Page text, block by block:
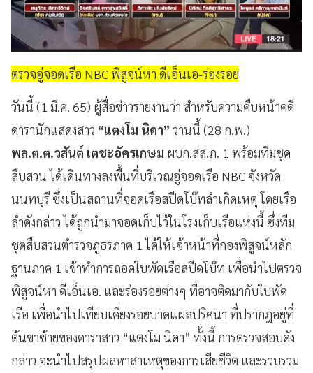
ตรวจอู่จอดเรือ NBC พิสูจน์หา ดีเอ็นเอ-ร่องรอย
วันนี้ (1 มี.ค. 65) ผู้สื่อข่าวรายงานว่า สำหรับความคืบหน้าคดี
ดารานักแสดงสาว “แตงโม นิดา” วานนี้ (28 ก.พ.)
พล.ต.ต.วสันต์ เตชะอัครเกษม ผบก.สส.ภ. 1 พร้อมทีมชุด
สืบสวน ได้เดินทางลงพื้นที่บริเวณอู่จอดเรือ NBC จังหวัด
นนทบุรี ซึ่งเป็นสถานที่จอดเรือสปีดโบ๊ทลำเกิดเหตุ โดยเรือ
ลำดังกล่าว ได้ถูกนำมาจอดเก็บไว้ในโรงเก็บเรือแห่งนี้ ซึ่งทีม
ชุดสืบสวนตำรวจภูธรภาค 1 ได้ให้เจ้าหน้าที่กองพิสูจน์หลัก
ฐานภาค 1 เข้าทำการถอดใบพัดเรือสปีดโบ๊ท เพื่อนำไปตรวจ
พิสูจน์หา ดีเอ็นเอ. และร่องรอยต่างๆ ที่อาจติดมากับใบพัด
เรือ เพื่อนำไปเทียบเคียงรอยบาดแผลปริศนา ที่ปรากฎอยู่ที่
ต้นขาซ้ายของดาราสาว “แตงโม นิดา” ทั้งนี้ การตรวจสอบดัง
กล่าว จะนำไปสรุปผลหาสาเหตุของการเสียชีวิต และรวบรวม